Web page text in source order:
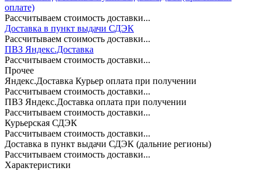
оплате)
Рассчитываем стоимость доставки...
Доставка в пункт выдачи СДЭК
Рассчитываем стоимость доставки...
ПВЗ Яндекс.Доставка
Рассчитываем стоимость доставки...
Прочее
Яндекс.Доставка Курьер оплата при получении
Рассчитываем стоимость доставки...
ПВЗ Яндекс.Доставка оплата при получении
Рассчитываем стоимость доставки...
Курьерская СДЭК
Рассчитываем стоимость доставки...
Доставка в пункт выдачи СДЭК (дальние регионы)
Рассчитываем стоимость доставки...
Характеристики